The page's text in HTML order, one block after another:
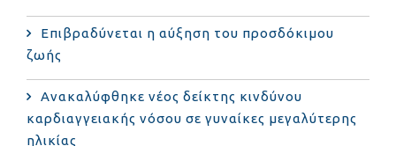
Επιβραδύνεται η αύξηση του προσδόκιμου
ζωής
Ανακαλύφθηκε νέος δείκτης κινδύνου
καρδιαγγειακής νόσου σε γυναίκες μεγαλύτερης
ηλικίας